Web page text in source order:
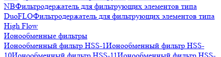
NBФильтродержатель для фильтрующих элементов типа
DuoFLOФильтродержатель для фильтрующих элементов типа
High Flow
Ионообменные фильтры
Ионообменный фильтр HSS-1Ионообменный фильтр HSS-